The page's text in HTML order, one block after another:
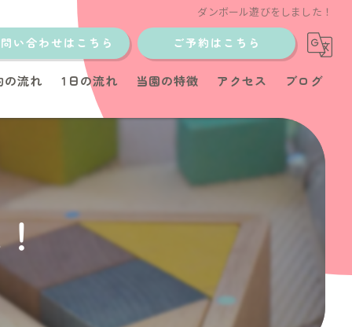
ダンボール遊びをしました！
い合わせはこちら
ご予約はこちら
の流れ 1日の流れ 当園の特徴
育児サポート
アクセス ブログ